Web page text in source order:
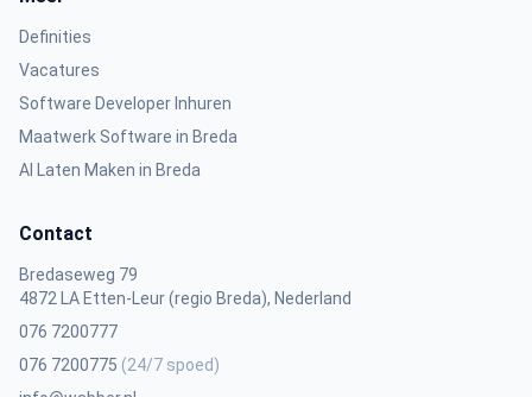
Definities
Vacatures
Software Developer Inhuren
Maatwerk Software in Breda
AI Laten Maken in Breda
Contact
Bredaseweg 79
4872 LA Etten-Leur (regio Breda), Nederland
076 7200777
076 7200775 (24/7 spoed)